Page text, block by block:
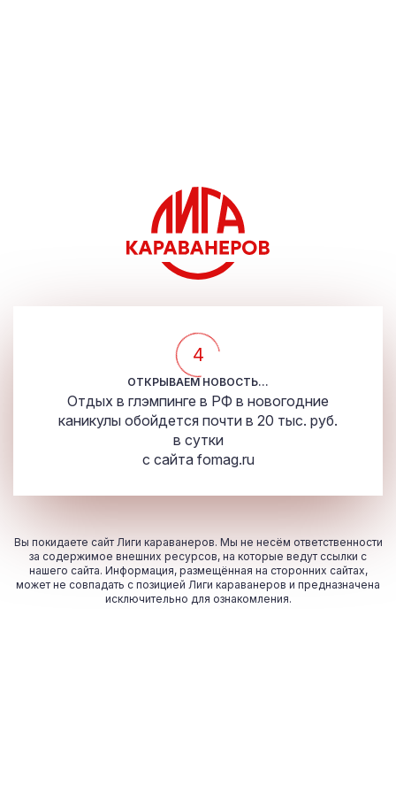
4
ОТКРЫВАЕМ НОВОСТЬ...
Отдых в глэмпинге в РФ в новогодние
каникулы обойдется почти в 20 тыс. руб.
в сутки
с сайта fomag.ru
Вы покидаете сайт Лиги караванеров. Мы не несём ответственности
за содержимое внешних ресурсов, на которые ведут ссылки с
нашего сайта. Информация, размещённая на сторонних сайтах,
может не совпадать с позицией Лиги караванеров и предназначена
исключительно для ознакомления.